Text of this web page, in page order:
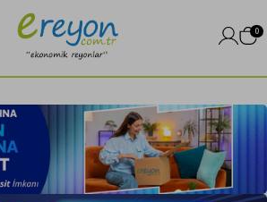
0